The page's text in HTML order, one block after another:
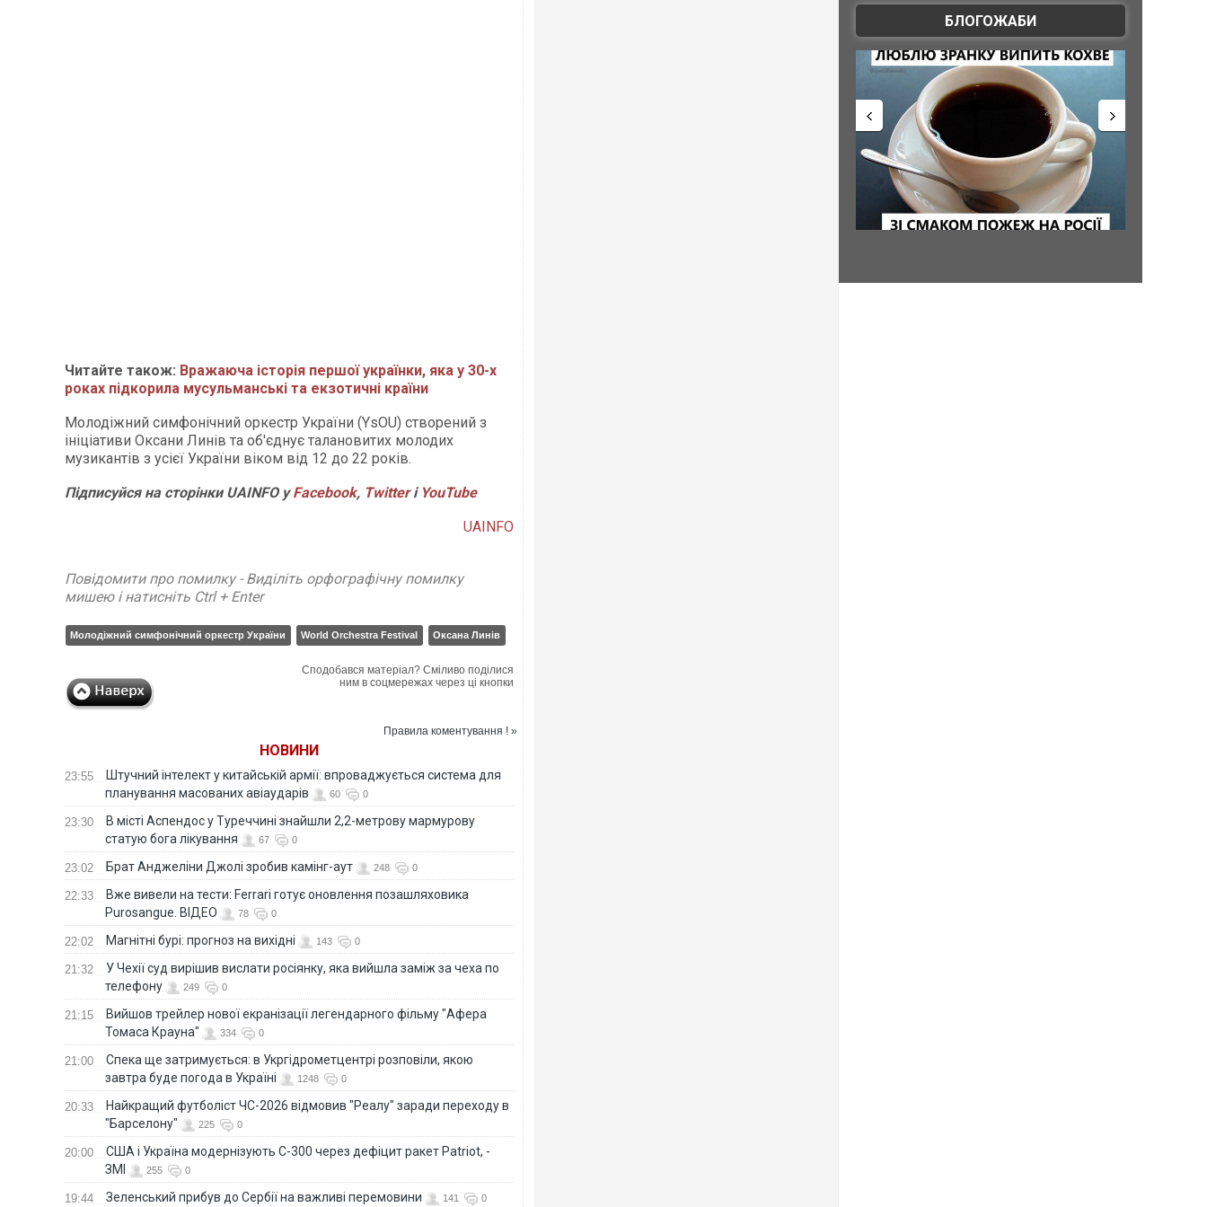
Читайте також: Вражаюча історія першої українки, яка у 30-х
роках підкорила мусульманські та екзотичні країни
Молодіжний симфонічний оркестр України (YsOU) створений з
ініціативи Оксани Линів та об'єднує талановитих молодих
музикантів з усієї України віком від 12 до 22 років.
Підписуйся на сторінки UAINFO уFacebook, Twitterі YouTube
UAINFO
Повідомити про помилку - Виділіть орфографічну помилку
мишею і натисніть Ctrl + Enter
Молодіжний симфонічний оркестр України World Orchestra Festival Оксана Линів
Сподобався матеріал? Сміливо поділися
ним в соцмережах через ці кнопки
Правила коментування ! »
НОВИНИ
23:55
Штучний інтелект у китайській армії: впроваджується система для
планування масованих авіаударів
60 0
23:30
В місті Аспендос у Туреччині знайшли 2,2-метрову мармурову
статую бога лікування
67 0
23:02 Брат Анджеліни Джолі зробив камінг-аут 248 0
22:33
Вже вивели на тести: Ferrari готує оновлення позашляховика
Purosangue. ВІДЕО
78 0
22:02 Магнітні бурі: прогноз на вихідні 143 0
21:32
У Чехії суд вирішив вислати росіянку, яка вийшла заміж за чеха по
телефону
249 0
21:15
Вийшов трейлер нової екранізації легендарного фільму "Афера
Томаса Крауна"
334 0
21:00
Спека ще затримується: в Укргідрометцентрі розповіли, якою
завтра буде погода в Україні
1248 0
20:33
Найкращий футболіст ЧС-2026 відмовив "Реалу" заради переходу в
"Барселону"
225 0
20:00
США і Україна модернізують С-300 через дефіцит ракет Patriot, -
ЗМІ
255 0
19:44 Зеленський прибув до Сербії на важливі перемовини 141 0
БЛОГОЖАБИ